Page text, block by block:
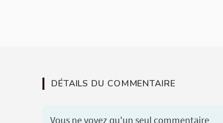
DÉTAILS DU COMMENTAIRE
Vous ne voyez qu'un seul commentaire